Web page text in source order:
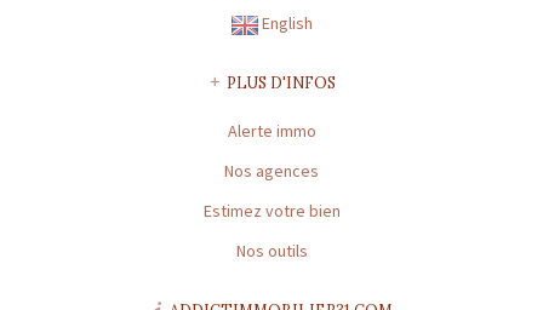
Préfecture de délivrance de la carte professionnelle : TOULOUSE |
* : information non renseignée
English
PLUS D'INFOS
Alerte immo
Nos agences
Estimez votre bien
Nos outils